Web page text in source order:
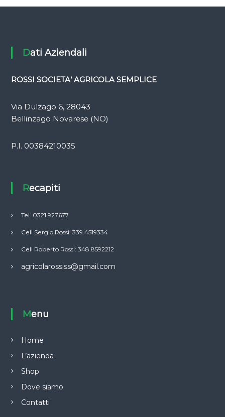
Dati Aziendali
ROSSI SOCIETA’ AGRICOLA SEMPLICE
Via Dulzago 6, 28043
Bellinzago Novarese (NO)
P.I. 00384210035
Recapiti
Tel. 0321 927677
Cell Sergio Rossi: 339.4519334
Cell Roberto Rossi: 348.8592212
agricolarossiss@gmail.com
Menu
Home
L’azienda
Shop
Dove siamo
Contatti